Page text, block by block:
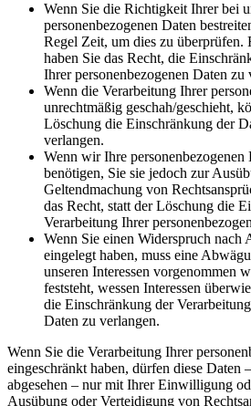
Wenn Sie die Richtigkeit Ihrer bei
personenbezogenen Daten
Regel Zeit, um dies zu überprüfen.
haben Sie das Recht, die
Ihrer personenbezogenen Daten zu
Wenn die Verarbeitung Ihrer
unrechtmäßig geschah/geschieht,
Löschung die Einschränkung der
verlangen.
Wenn wir Ihre personenbezogenen
benötigen, Sie sie jedoch zur
Geltendmachung von
das Recht, statt der Löschung die
Verarbeitung Ihrer
Wenn Sie einen Widerspruch
eingelegt haben, muss eine
unseren Interessen vorgenommen
feststeht, wessen Interessen
die Einschränkung der
Daten zu verlangen.
Wenn Sie die Verarbeitung Ihrer
eingeschränkt haben, dürfen diese Daten
abgesehen – nur mit Ihrer Einwilligung
Ausübung oder Verteidigung von